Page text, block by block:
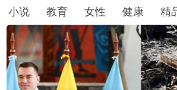
小说
教育 女性 健康 精